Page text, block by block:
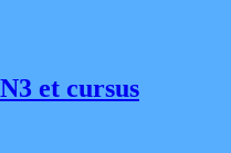
et cursus